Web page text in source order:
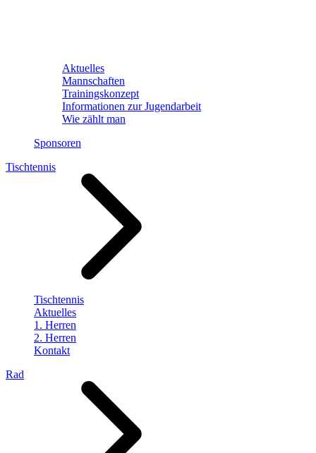
Aktuelles
Mannschaften
Trainingskonzept
Informationen zur Jugendarbeit
Wie zählt man
Sponsoren
Tischtennis
Tischtennis
Aktuelles
1. Herren
2. Herren
Kontakt
Rad